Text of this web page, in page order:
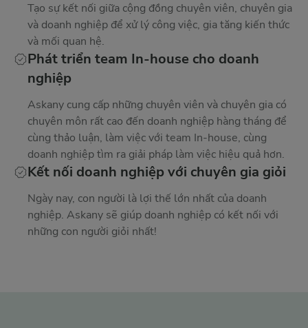
Tạo sự kết nối giữa cộng đồng chuyên viên, chuyên gia
và doanh nghiệp để xử lý công việc, gia tăng kiến thức
và mối quan hệ.
Phát triển team In-house cho doanh
nghiệp
Askany cung cấp những chuyên viên và chuyên gia có
chuyên môn rất cao đến doanh nghiệp hàng tháng để
cùng thảo luận, làm việc với team In-house, cùng
doanh nghiệp tìm ra giải pháp làm việc hiệu quả hơn.
Kết nối doanh nghiệp với chuyên gia giỏi
Ngày nay, con người là lợi thế lớn nhất của doanh
nghiệp. Askany sẽ giúp doanh nghiệp có kết nối với
những con người giỏi nhất!